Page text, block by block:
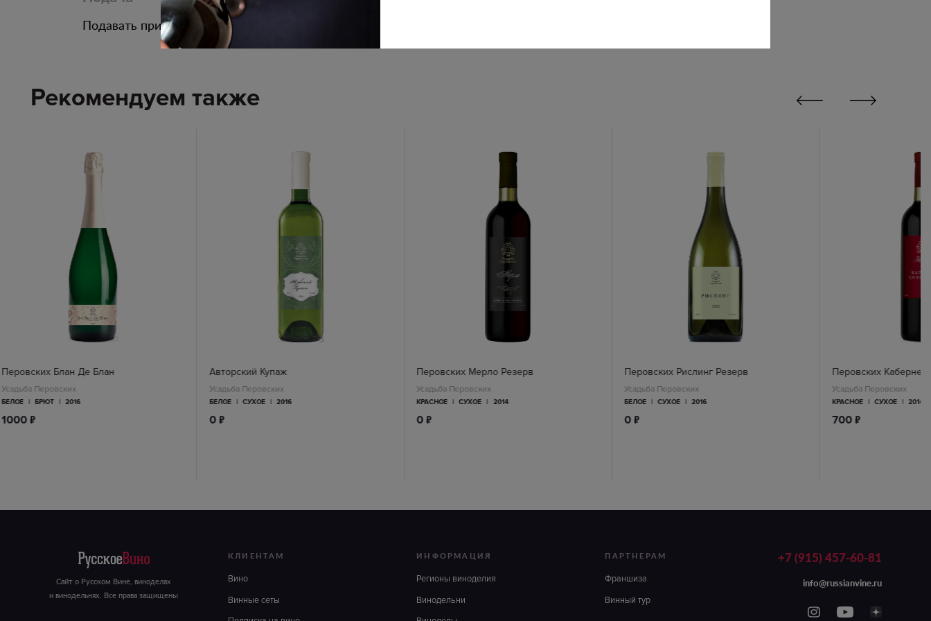
Подавать при температуре 08 - 10С
Рекомендуем также
Перовских Блан Де Блан
Усадьба Перовских
БЕЛОЕ | БРЮТ | 2016
1000п
Авторский Купаж
Усадьба Перовских
БЕЛОЕ | СУХОЕ | 2016
0п
Перовских Мерло Резерв
Усадьба Перовских
КРАСНОЕ | СУХОЕ | 2014
0п
Перовских Рислинг Резерв
Усадьба Перовских
БЕЛОЕ | СУХОЕ | 2016
0п
Перовских Каберне
Усадьба Перовских
КРАСНОЕ | СУХОЕ | 2014
700 п
КЛИЕНТАМ
Вино
Винные сеты
ИНФОРМАЦИЯ
Регионы виноделия
Винодельни
ПАРТНЕРАМ
Франшиза
Винный тур
+7 (915) 457-60-81
info@russianvine.ru
Сайт о Русском Вине, виноделах
и винодельнях. Все права защищены